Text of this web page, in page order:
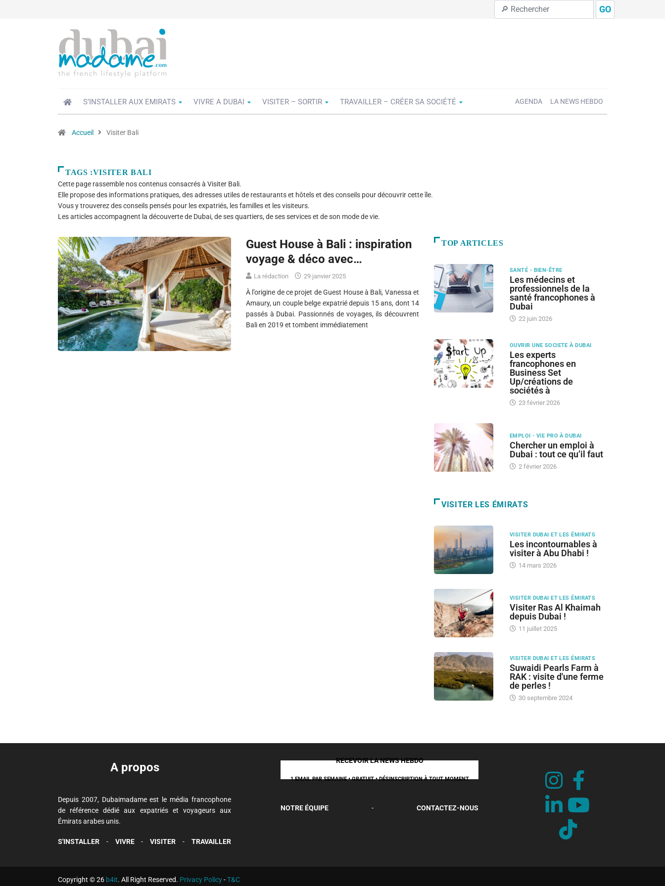
GO
S’INSTALLER AUX EMIRATS VIVRE A DUBAI VISITER – SORTIR TRAVAILLER – CRÉER SA SOCIÉTÉ AGENDA LA NEWS HEBDO
Accueil Visiter Bali
TAGS :VISITER BALI
Cette page rassemble nos contenus consacrés à Visiter Bali.
Elle propose des informations pratiques, des adresses utiles de restaurants et hôtels et des conseils pour découvrir cette île.
Vous y trouverez des conseils pensés pour les expatriés, les familles et les visiteurs.
Les articles accompagnent la découverte de Dubai, de ses quartiers, de ses services et de son mode de vie.
Guest House à Bali : inspiration
voyage & déco avec…
La rédaction 29 janvier 2025
À l’origine de ce projet de Guest House à Bali, Vanessa et
Amaury, un couple belge expatrié depuis 15 ans, dont 14
passés à Dubai. Passionnés de voyages, ils découvrent
Bali en 2019 et tombent immédiatement
TOP ARTICLES
SANTÉ - BIEN-ÊTRE
Les médecins et
professionnels de la
santé francophones à
Dubai
22 juin 2026
OUVRIR UNE SOCIETE À DUBAI
Les experts
francophones en
Business Set
Up/créations de
sociétés à
23 février 2026
EMPLOI - VIE PRO À DUBAI
Chercher un emploi à
Dubai : tout ce qu’il faut
2 février 2026
VISITER LES ÉMIRATS
VISITER DUBAI ET LES ÉMIRATS
Les incontournables à
visiter à Abu Dhabi !
14 mars 2026
VISITER DUBAI ET LES ÉMIRATS
Visiter Ras Al Khaimah
depuis Dubai !
11 juillet 2025
VISITER DUBAI ET LES ÉMIRATS
Suwaidi Pearls Farm à
RAK : visite d'une ferme
de perles !
30 septembre 2024
A propos
Depuis 2007, Dubaimadame est le média francophone
de référence dédié aux expatriés et voyageurs aux
Émirats arabes unis.
S'INSTALLER - VIVRE - VISITER - TRAVAILLER
RECEVOIR LA NEWS HEBDO
1 EMAIL PAR SEMAINE • GRATUIT • DÉSINSCRIPTION À TOUT MOMENT
NOTRE ÉQUIPE - CONTACTEZ-NOUS
Copyright © 26 b4it. All Right Reserved. Privacy Policy-T&C